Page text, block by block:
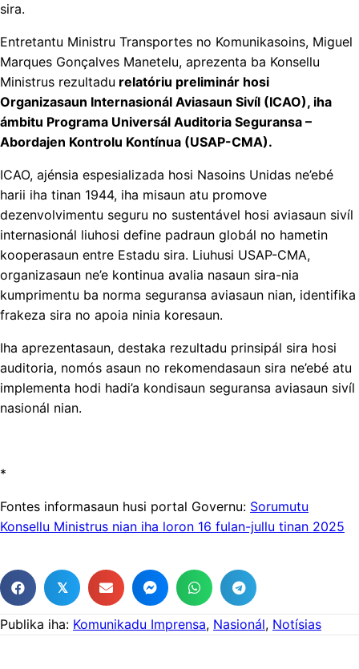
sira.
Entretantu Ministru Transportes no Komunikasoins, Miguel
Marques Gonçalves Manetelu, aprezenta ba Konsellu
Ministrus rezultadu relatóriu preliminár hosi
Organizasaun Internasionál Aviasaun Sivíl (ICAO), iha
ámbitu Programa Universál Auditoria Seguransa –
Abordajen Kontrolu Kontínua (USAP-CMA).
ICAO, ajénsia espesializada hosi Nasoins Unidas ne’ebé
harii iha tinan 1944, iha misaun atu promove
dezenvolvimentu seguru no sustentável hosi aviasaun sivíl
internasionál liuhosi define padraun globál no hametin
kooperasaun entre Estadu sira. Liuhusi USAP-CMA,
organizasaun ne’e kontinua avalia nasaun sira-nia
kumprimentu ba norma seguransa aviasaun nian, identifika
frakeza sira no apoia ninia koresaun.
Iha aprezentasaun, destaka rezultadu prinsipál sira hosi
auditoria, nomós asaun no rekomendasaun sira ne’ebé atu
implementa hodi hadi’a kondisaun seguransa aviasaun sivíl
nasionál nian.
*
Fontes informasaun husi portal Governu: Sorumutu
Konsellu Ministrus nian iha loron 16 fulan-jullu tinan 2025
𝕏
Publika iha: Komunikadu Imprensa, Nasionál, Notísias